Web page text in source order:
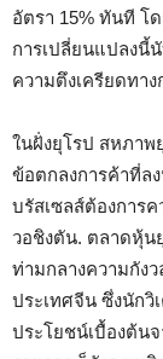
อัตรา 15% ทันที โ
การเปลี่ยนแปลงนี้
ความตึงเครียดทาง
ในฝั่งยุโรป สหภาพ
ข้อตกลงการค้าที่ล
บรัสเซลส์ต้องการ
วอชิงตัน. ตลาดหุ้น
ท่ามกลางความกัง
ประเทศจีน ซึ่งนักวิ
ประโยชน์เบื้องต้น